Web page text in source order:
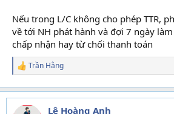
Nếu trong L/C không cho phép TTR,
về tới NH phát hành và đợi 7 ngày
chấp nhận hay từ chối thanh toán
R
a
c
t
Trần Hằng
Lê Hoàng Anh